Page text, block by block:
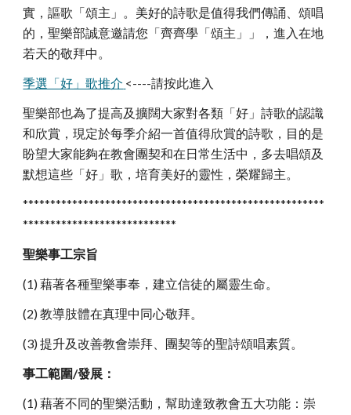
實，謳歌「頌主」。美好的詩歌是值得我們傳誦、頌唱
的，聖樂部誠意邀請您「齊齊學「頌主」」，進入在地
若天的敬拜中。
季選「好」歌推介 <----請按此進入
聖樂部也為了提高及擴闊大家對各類「好」詩歌的認識
和欣賞，現定於每季介紹一首值得欣賞的詩歌，目的是
盼望大家能夠在教會團契和在日常生活中，多去唱頌及
默想這些「好」歌，培育美好的靈性，榮耀歸主。
*******************************************************
****************************
聖樂事工宗旨
(1) 藉著各種聖樂事奉，建立信徒的屬靈生命。
(2) 教導肢體在真理中同心敬拜。
(3) 提升及改善教會崇拜、團契等的聖詩頌唱素質。
事工範圍/發展：
(1) 藉著不同的聖樂活動，幫助達致教會五大功能：崇